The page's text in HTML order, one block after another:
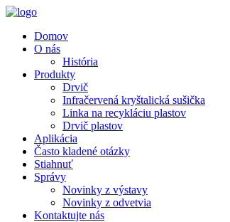
Domov
O nás
História
Produkty
Drvič
Infračervená kryštalická sušička
Linka na recykláciu plastov
Drvič plastov
Aplikácia
Často kladené otázky
Stiahnuť
Správy
Novinky z výstavy
Novinky z odvetvia
Kontaktujte nás